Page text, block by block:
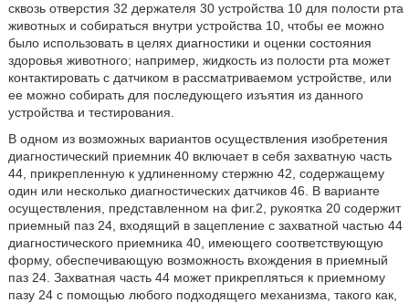
сквозь отверстия 32 держателя 30 устройства 10 для полости рта
животных и собираться внутри устройства 10, чтобы ее можно
было использовать в целях диагностики и оценки состояния
здоровья животного; например, жидкость из полости рта может
контактировать с датчиком в рассматриваемом устройстве, или
ее можно собирать для последующего изъятия из данного
устройства и тестирования.
В одном из возможных вариантов осуществления изобретения
диагностический приемник 40 включает в себя захватную часть
44, прикрепленную к удлиненному стержню 42, содержащему
один или несколько диагностических датчиков 46. В варианте
осуществления, представленном на фиг.2, рукоятка 20 содержит
приемный паз 24, входящий в зацепление с захватной частью 44
диагностического приемника 40, имеющего соответствующую
форму, обеспечивающую возможность вхождения в приемный
паз 24. Захватная часть 44 может прикрепляться к приемному
пазу 24 с помощью любого подходящего механизма, такого как,